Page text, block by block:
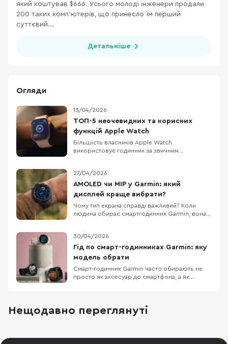
який коштував $666. Усього молоді інженери продали
200 таких комп’ютерів, що принесло їм перший
суттєвий...
Детальніше
Огляди
13/04/2026
ТОП-5 неочевидних та корисних
функцій Apple Watch
Більшість власників Apple Watch
використовує годинник за звичним
кільця активності. Але насправді сучасний
Apple Watch давно вийшов за межі "другого
екрана для iPhone". Сьогодні це пристрій,
який може допомагати зі здор
27/04/2026
AMOLED чи MIP у Garmin: який
дисплей краще вибрати?
Чому тип екрана справді важливий? Коли
людина обирає смартгодинник Garmin, вона
визначає, наскільки комфортно читати екран
на сонці, як часто доведеться заряджати
годинник і чи буде зручно користуватися ним
щодня — у
30/04/2026
Гід по смарт-годинниках Garmin: яку
модель обрати
Смарт-годинник Garmin часто обирають не
просто як аксесуар до смартфона, а як
сну й базової активності. Іншому — модель
для бігу з GPS, тренувальними підказками та
Нещодавно переглянуті